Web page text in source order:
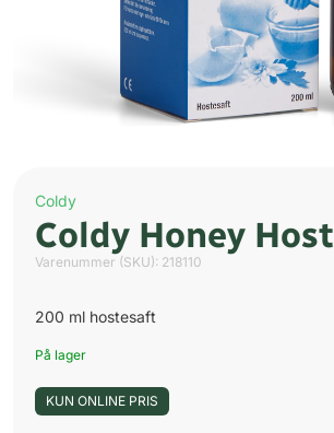
Coldy
Coldy Honey
Varenummer (SKU): 218110
200 ml hostesaft
På lager
KUN ONLINE PRIS